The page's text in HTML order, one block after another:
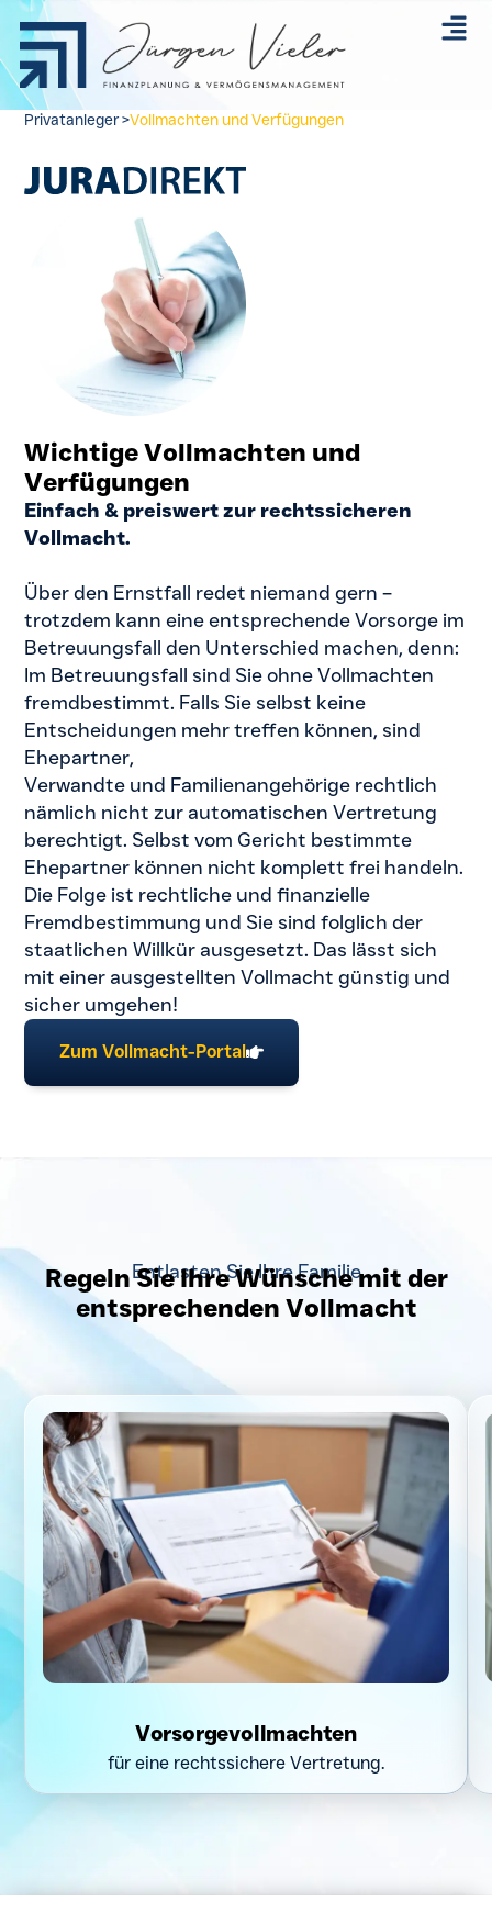
Privatanleger >Vollmachten und Verfügungen
Wichtige Vollmachten und
Verfügungen
Einfach & preiswert zur rechtssicheren
Vollmacht.
Über den Ernstfall redet niemand gern –
trotzdem kann eine entsprechende Vorsorge im
Betreuungsfall den Unterschied machen, denn:
Im Betreuungsfall sind Sie ohne Vollmachten
fremdbestimmt. Falls Sie selbst keine
Entscheidungen mehr treffen können, sind
Ehepartner,
Verwandte und Familienangehörige rechtlich
nämlich nicht zur automatischen Vertretung
berechtigt. Selbst vom Gericht bestimmte
Ehepartner können nicht komplett frei handeln.
Die Folge ist rechtliche und finanzielle
Fremdbestimmung und Sie sind folglich der
staatlichen Willkür ausgesetzt. Das lässt sich
mit einer ausgestellten Vollmacht günstig und
sicher umgehen!
Zum Vollmacht-Portal
Entlasten Sie Ihre Familie
Regeln Sie Ihre Wünsche mit der
entsprechenden Vollmacht
Vorsorgevollmachten
für eine rechtssichere Vertretung.